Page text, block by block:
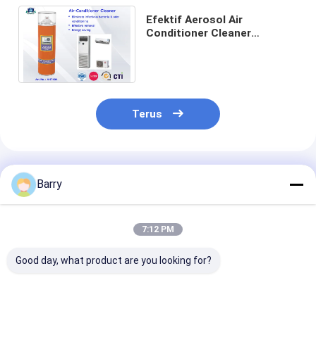
Efektif Aerosol Air
Conditioner Cleaner
Terus
Rekomendasi Produk
Barry
7:12 PM
Good day, what product are you looking for?